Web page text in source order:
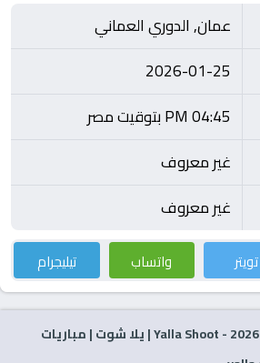
عمان, الدوري العماني
2026-01-25
04:45 PM بتوقيت مصر
غير معروف
غير معروف
تويتر واتساب تيليجرام
2026
- Yalla Shoot | يلا شوت | مباريات